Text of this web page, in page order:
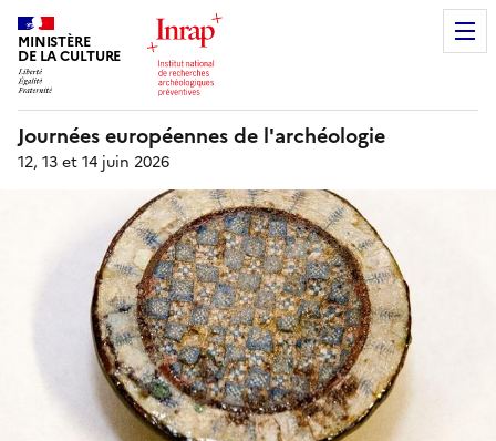
MINISTÈRE
DE LA CULTURE
Journées européennes de l'archéologie
12, 13 et 14 juin 2026